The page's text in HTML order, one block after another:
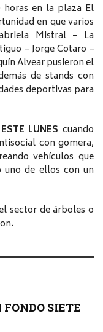
horas en la plaza El
en que varios
Mistral – La
– Jorge Cotaro –
Alvear pusieron el
de stands con
deportivas para
LUNES cuando
con gomera,
vehículos que
uno de ellos con un
sector de árboles o
SIETE